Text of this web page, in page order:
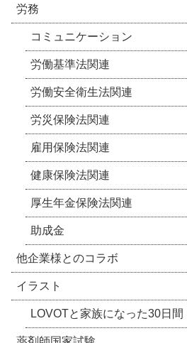
労務
コミュニケーション
労働基準法関連
労働安全衛生法関連
労災保険法関連
雇用保険法関連
健康保険法関連
厚生年金保険法関連
助成金
他企業様とのコラボ
イラスト
LOVOTと家族になった30日間